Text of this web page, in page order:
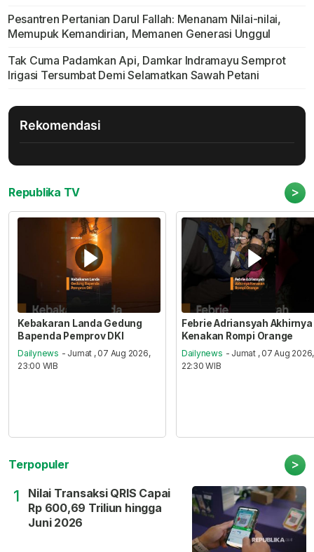
Pesantren Pertanian Darul Fallah: Menanam Nilai-nilai,
Memupuk Kemandirian, Memanen Generasi Unggul
Tak Cuma Padamkan Api, Damkar Indramayu Semprot
Irigasi Tersumbat Demi Selamatkan Sawah Petani
Rekomendasi
Republika TV >
Kebakaran Landa Gedung
Bapenda Pemprov DKI
Dailynews - Jumat , 07 Aug 2026,
23:00 WIB
Febrie Adriansyah Akhirnya
Kenakan Rompi Orange
Dailynews - Jumat , 07 Aug 2026,
22:30 WIB
Terpopuler >
1
Nilai Transaksi QRIS Capai
Rp 600,69 Triliun hingga
Juni 2026